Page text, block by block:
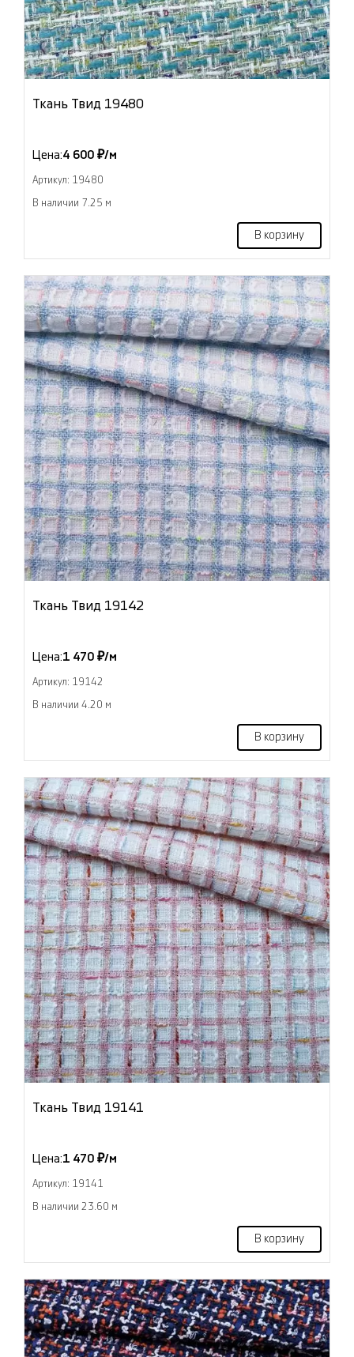
Ткань Твид 19480
Цена:4 600 ₽/м
Артикул: 19480
В наличии 7.25 м
В корзину
Ткань Твид 19142
Цена:1 470 ₽/м
Артикул: 19142
В наличии 4.20 м
В корзину
Ткань Твид 19141
Цена:1 470 ₽/м
Артикул: 19141
В наличии 23.60 м
В корзину